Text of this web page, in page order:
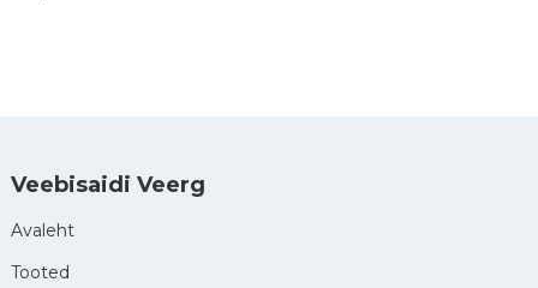
Veebisaidi Veerg
Avaleht
Tooted